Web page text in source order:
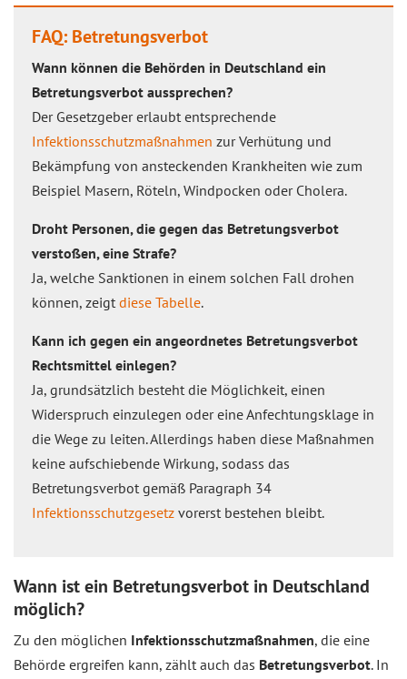
FAQ: Betretungsverbot
Wann können die Behörden in Deutschland ein
Betretungsverbot aussprechen?
Der Gesetzgeber erlaubt entsprechende
Infektionsschutzmaßnahmen zur Verhütung und
Bekämpfung von ansteckenden Krankheiten wie zum
Beispiel Masern, Röteln, Windpocken oder Cholera.
Droht Personen, die gegen das Betretungsverbot
verstoßen, eine Strafe?
Ja, welche Sanktionen in einem solchen Fall drohen
können, zeigt diese Tabelle.
Kann ich gegen ein angeordnetes Betretungsverbot
Rechtsmittel einlegen?
Ja, grundsätzlich besteht die Möglichkeit, einen
Widerspruch einzulegen oder eine Anfechtungsklage in
die Wege zu leiten. Allerdings haben diese Maßnahmen
keine aufschiebende Wirkung, sodass das
Betretungsverbot gemäß Paragraph 34
Infektionsschutzgesetz vorerst bestehen bleibt.
Wann ist ein Betretungsverbot in Deutschland
möglich?
Zu den möglichen Infektionsschutzmaßnahmen, die eine
Behörde ergreifen kann, zählt auch das Betretungsverbot. In